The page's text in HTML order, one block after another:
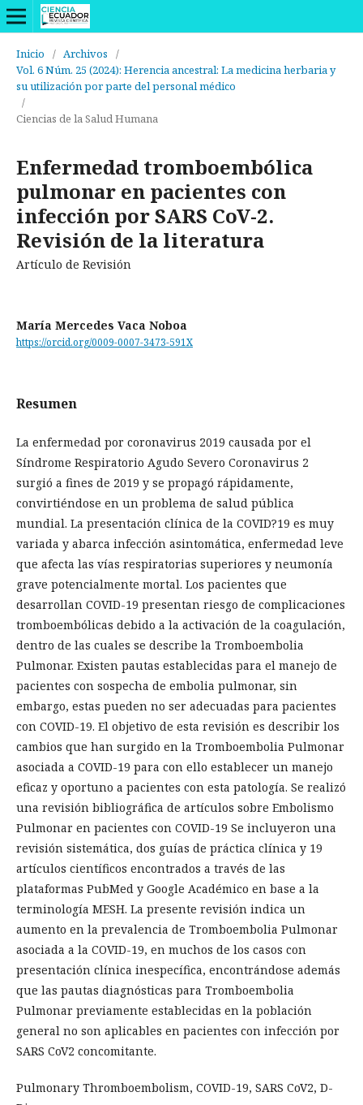
Inicio / Archivos
/
Vol. 6 Núm. 25 (2024): Herencia ancestral: La medicina herbaria y
su utilización por parte del personal médico
/
Ciencias de la Salud Humana
Enfermedad tromboembólica
pulmonar en pacientes con
infección por SARS CoV-2.
Revisión de la literatura
Artículo de Revisión
María Mercedes Vaca Noboa
https://orcid.org/0009-0007-3473-591X
Resumen
La enfermedad por coronavirus 2019 causada por el
Síndrome Respiratorio Agudo Severo Coronavirus 2
surgió a fines de 2019 y se propagó rápidamente,
convirtiéndose en un problema de salud pública
mundial. La presentación clínica de la COVID?19 es muy
variada y abarca infección asintomática, enfermedad leve
que afecta las vías respiratorias superiores y neumonía
grave potencialmente mortal. Los pacientes que
desarrollan COVID-19 presentan riesgo de complicaciones
tromboembólicas debido a la activación de la coagulación,
dentro de las cuales se describe la Tromboembolia
Pulmonar. Existen pautas establecidas para el manejo de
pacientes con sospecha de embolia pulmonar, sin
embargo, estas pueden no ser adecuadas para pacientes
con COVID-19. El objetivo de esta revisión es describir los
cambios que han surgido en la Tromboembolia Pulmonar
asociada a COVID-19 para con ello establecer un manejo
eficaz y oportuno a pacientes con esta patología. Se realizó
una revisión bibliográfica de artículos sobre Embolismo
Pulmonar en pacientes con COVID-19 Se incluyeron una
revisión sistemática, dos guías de práctica clínica y 19
artículos científicos encontrados a través de las
plataformas PubMed y Google Académico en base a la
terminología MESH. La presente revisión indica un
aumento en la prevalencia de Tromboembolia Pulmonar
asociada a la COVID-19, en muchos de los casos con
presentación clínica inespecífica, encontrándose además
que las pautas diagnósticas para Tromboembolia
Pulmonar previamente establecidas en la población
general no son aplicables en pacientes con infección por
SARS CoV2 concomitante.
Pulmonary Thromboembolism, COVID-19, SARS CoV2, D-